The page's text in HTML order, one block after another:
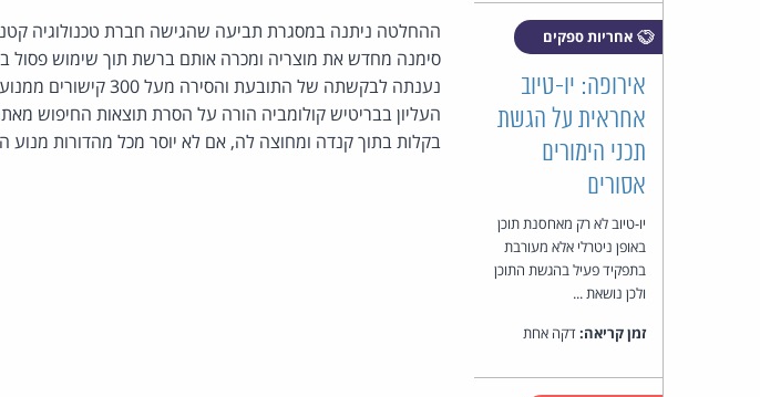
אחריות ספקים
אירופה: יו-טיוב
אחראית על הגשת
תכני הימורים
אסורים
יו-טיוב לא רק מאחסנת תוכן
באופן ניטרלי אלא מעורבת
בתפקיד פעיל בהגשת התוכן
ולכן נושאת ...
זמן קריאה:דקה אחת
ההחלטה ניתנה במסגרת תביעה שהגישה חברת טכנולוגיה
נענתה לבקשתה של
העליון בבריטיש קולומביה הורה על הסרת תוצאות החיפוש
בקלות בתוך קנדה ומחוצה לה, אם לא יוסר מכל מהדורות מנוע